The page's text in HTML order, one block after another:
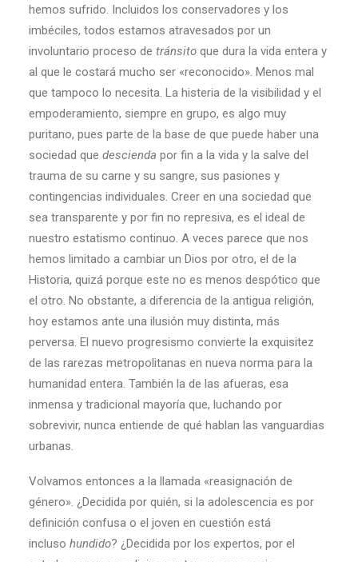
hemos sufrido. Incluidos los conservadores y los
imbéciles, todos estamos atravesados por un
involuntario proceso de tránsito que dura la vida entera y
al que le costará mucho ser «reconocido». Menos mal
que tampoco lo necesita. La histeria de la visibilidad y el
empoderamiento, siempre en grupo, es algo muy
puritano, pues parte de la base de que puede haber una
sociedad que descienda por fin a la vida y la salve del
trauma de su carne y su sangre, sus pasiones y
contingencias individuales. Creer en una sociedad que
sea transparente y por fin no represiva, es el ideal de
nuestro estatismo continuo. A veces parece que nos
hemos limitado a cambiar un Dios por otro, el de la
Historia, quizá porque este no es menos despótico que
el otro. No obstante, a diferencia de la antigua religión,
hoy estamos ante una ilusión muy distinta, más
perversa. El nuevo progresismo convierte la exquisitez
de las rarezas metropolitanas en nueva norma para la
humanidad entera. También la de las afueras, esa
inmensa y tradicional mayoría que, luchando por
sobrevivir, nunca entiende de qué hablan las vanguardias
urbanas.
Volvamos entonces a la llamada «reasignación de
género». ¿Decidida por quién, si la adolescencia es por
definición confusa o el joven en cuestión está
incluso hundido? ¿Decidida por los expertos, por el